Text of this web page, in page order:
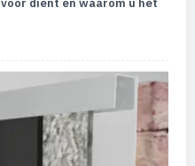
dient en waarom u het